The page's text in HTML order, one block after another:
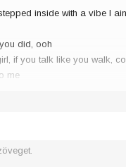
inside with a vibe I
did, ooh
if you talk like you walk,
me